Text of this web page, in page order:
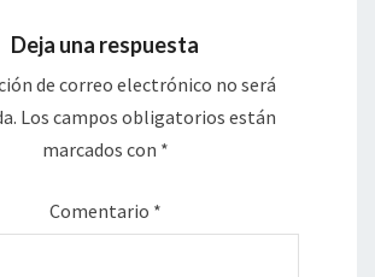
Deja una respuesta
de correo electrónico no será
Los campos obligatorios están
marcados con *
Comentario *